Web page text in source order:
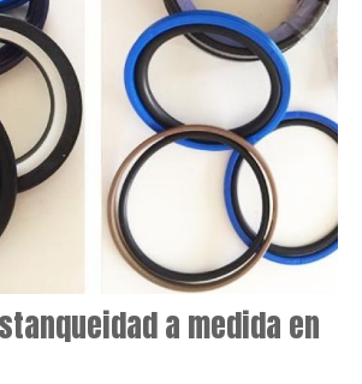
a medida en